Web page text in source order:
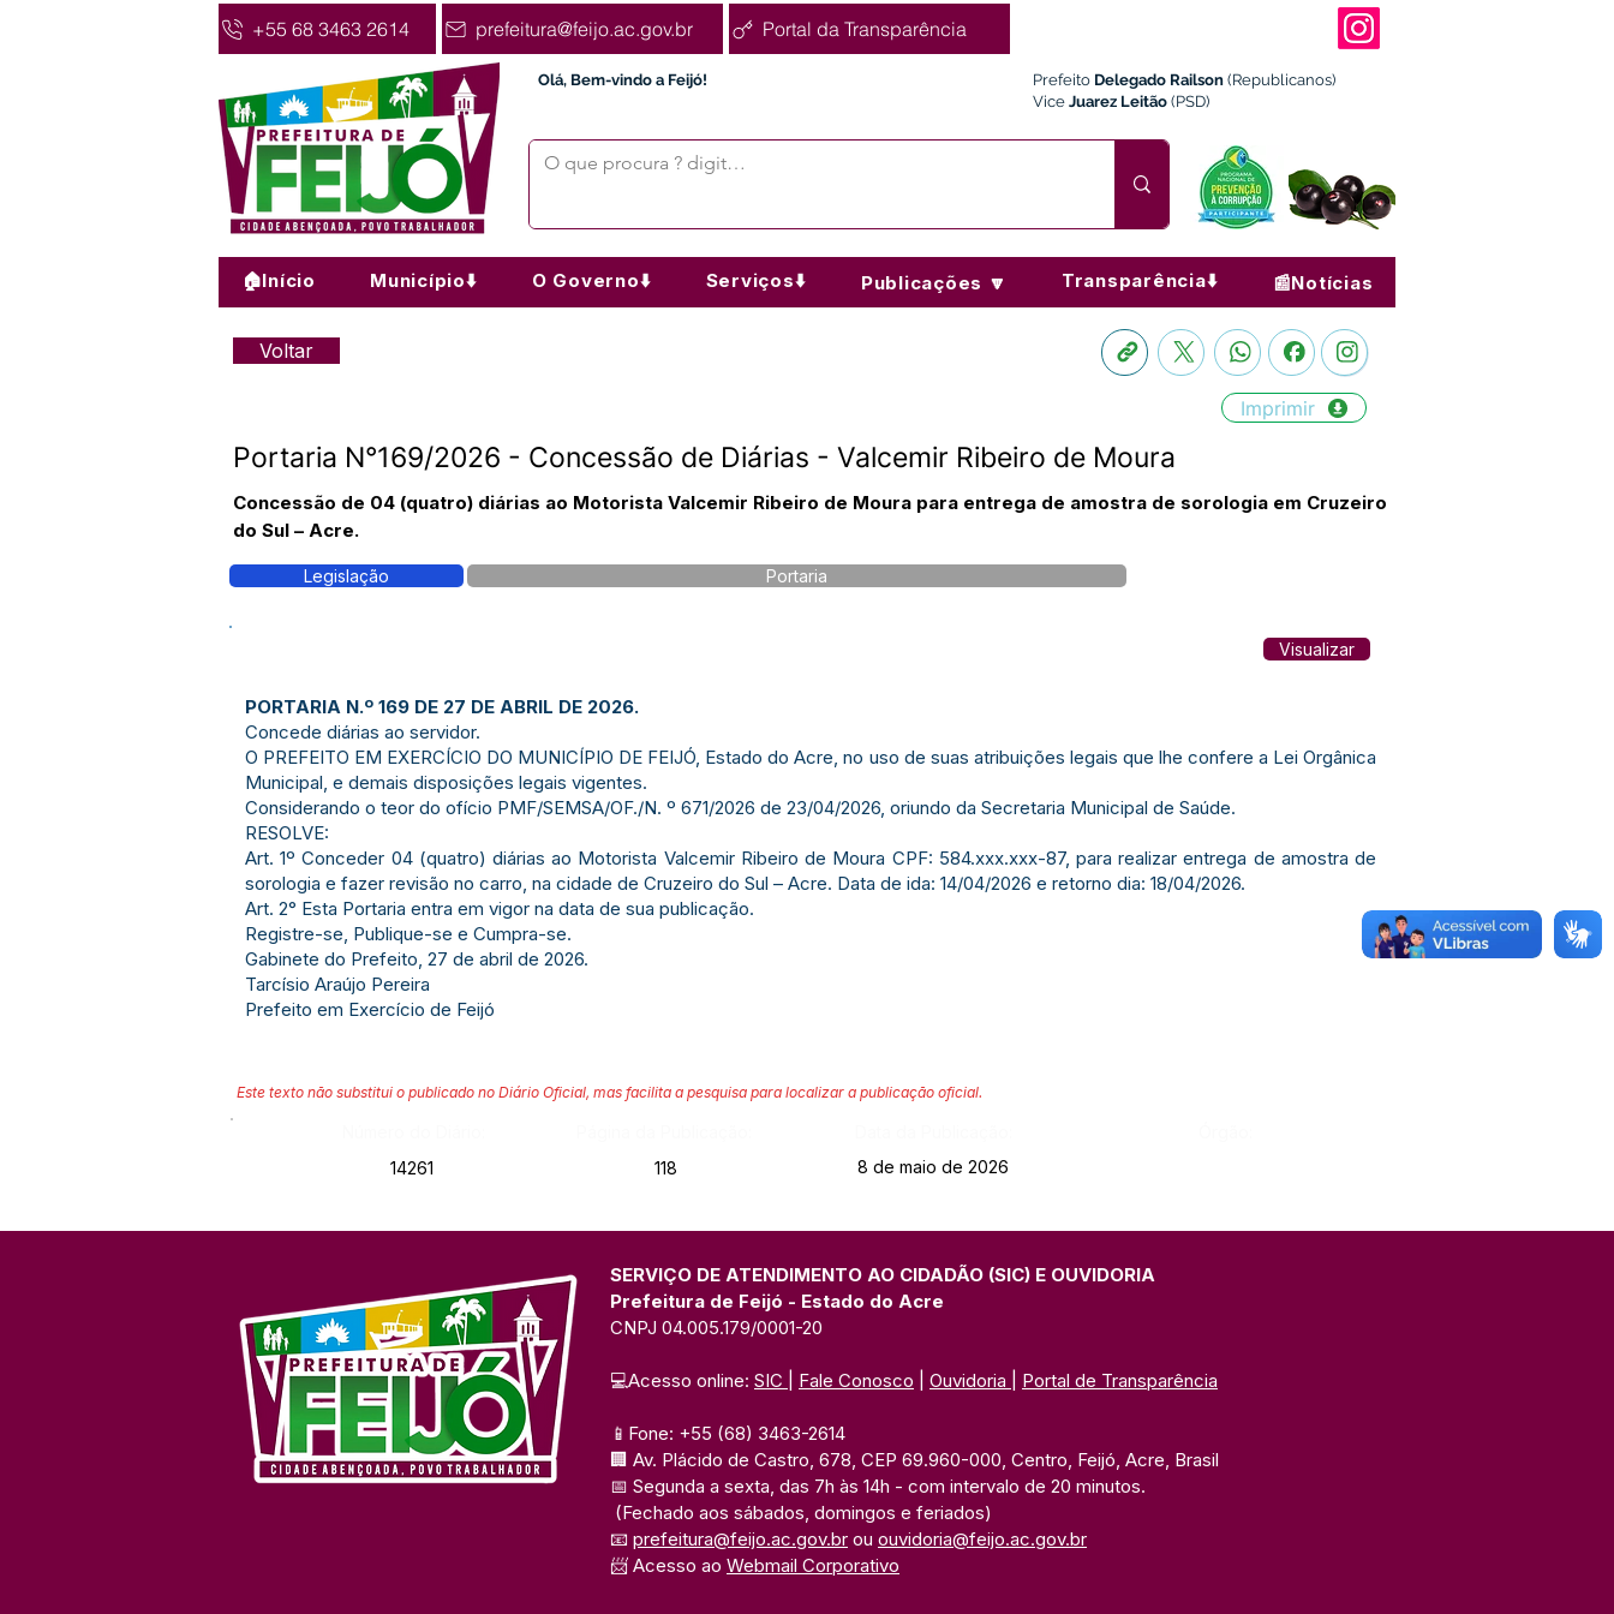
+55 68 3463 2614 prefeitura@feijo.ac.gov.br Portal da Transparência
Olá, Bem-vindo a Feijó! Prefeito Delegado Railson (Republicanos)
Vice Juarez Leitão (PSD)
🏠Início Município⬇️ O Governo⬇️ Serviços⬇️ Publicações 🔽 Transparência⬇️ 📰Notícias
Voltar
Imprimir
Portaria N°169/2026 - Concessão de Diárias - Valcemir Ribeiro de Moura
Concessão de 04 (quatro) diárias ao Motorista Valcemir Ribeiro de Moura para entrega de amostra de sorologia em Cruzeiro
do Sul – Acre.
Legislação Portaria
Visualizar
PORTARIA N.º 169 DE 27 DE ABRIL DE 2026.
Concede diárias ao servidor.
O PREFEITO EM EXERCÍCIO DO MUNICÍPIO DE FEIJÓ, Estado do Acre, no uso de suas atribuições legais que lhe confere a Lei Orgânica
Municipal, e demais disposições legais vigentes.
Considerando o teor do ofício PMF/SEMSA/OF./N. º 671/2026 de 23/04/2026, oriundo da Secretaria Municipal de Saúde.
RESOLVE:
Art. 1º Conceder 04 (quatro) diárias ao Motorista Valcemir Ribeiro de Moura CPF: 584.xxx.xxx-87, para realizar entrega de amostra de
sorologia e fazer revisão no carro, na cidade de Cruzeiro do Sul – Acre. Data de ida: 14/04/2026 e retorno dia: 18/04/2026.
Art. 2° Esta Portaria entra em vigor na data de sua publicação.
Registre-se, Publique-se e Cumpra-se.
Gabinete do Prefeito, 27 de abril de 2026.
Tarcísio Araújo Pereira
Prefeito em Exercício de Feijó
Este texto não substitui o publicado no Diário Oficial, mas facilita a pesquisa para localizar a publicação oficial.
14261
118 8 de maio de 2026
SERVIÇO DE ATENDIMENTO AO CIDADÃO (SIC) E OUVIDORIA
Prefeitura de Feijó - Estado do Acre
CNPJ 04.005.179/0001-20
💻Acesso online: SIC Fale Conosco Ouvidoria Portal de Transparência
📱Fone: +55 (68) 3463-2614
🏢 Av. Plácido de Castro, 678, CEP 69.960-000, Centro, Feijó, Acre, Brasil
📅 Segunda a sexta, das 7h às 14h - com intervalo de 20 minutos.
(Fechado aos sábados, domingos e feriados)
📧 prefeitura@feijo.ac.gov.br ou ouvidoria@feijo.ac.gov.br
📨 Acesso ao Webmail Corporativo